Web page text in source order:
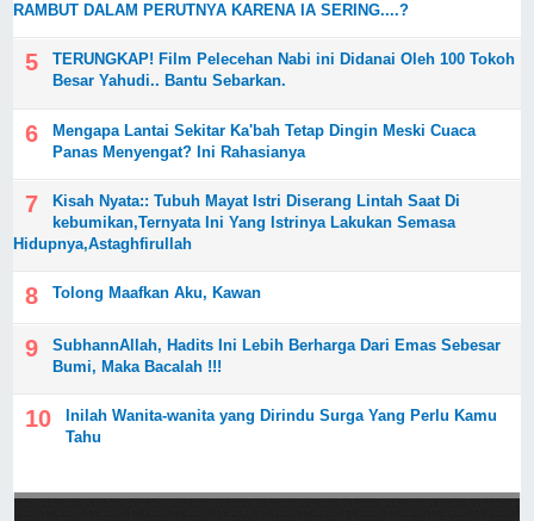
RAMBUT DALAM PERUTNYA KARENA IA SERING....?
TERUNGKAP! Film Pelecehan Nabi ini Didanai Oleh 100 Tokoh
Besar Yahudi.. Bantu Sebarkan.
Mengapa Lantai Sekitar Ka'bah Tetap Dingin Meski Cuaca
Panas Menyengat? Ini Rahasianya
Kisah Nyata:: Tubuh Mayat Istri Diserang Lintah Saat Di
kebumikan,Ternyata Ini Yang Istrinya Lakukan Semasa
Hidupnya,Astaghfirullah
Tolong Maafkan Aku, Kawan
SubhannAllah, Hadits Ini Lebih Berharga Dari Emas Sebesar
Bumi, Maka Bacalah !!!
Inilah Wanita-wanita yang Dirindu Surga Yang Perlu Kamu
Tahu